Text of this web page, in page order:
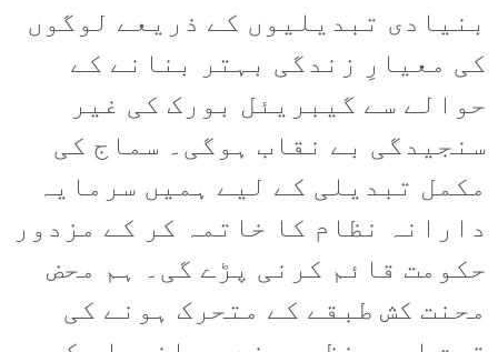
بنیادی تبدیلیوں کے ذریعے لوگوں
کی معیارِ زندگی بہتر بنانے کے
حوالے سے گیبریئل بورک کی غیر
سنجیدگی بے نقاب ہوگی۔ سماج کی
مکمل تبدیلی کے لیے ہمیں سرمایہ
دارانہ نظام کا خاتمہ کر کے مزدور
حکومت قائم کرنی پڑے گی۔ ہم محض
محنت کش طبقے کے متحرک ہونے کی